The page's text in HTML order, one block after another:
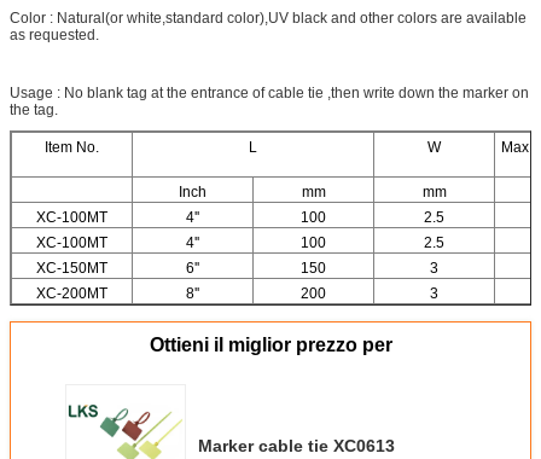
Color : Natural(or white,standard color),UV black and other colors are available
as requested.
Usage : No blank tag at the entrance of cable tie ,then write down the marker on
the tag.
Item No. L W
Max
Inch
mm
mm
XC-100MT
4'' 100
2.5
XC-100MT
4'' 100
2.5
XC-150MT
6'' 150
3
XC-200MT
8'' 200 3
Ottieni il miglior prezzo per
Marker cable tie XC0613